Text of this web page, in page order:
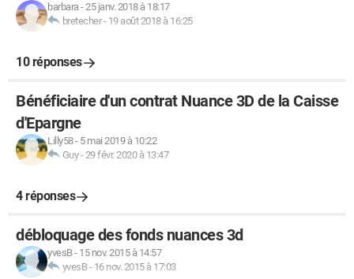
barbara-25 janv. 2018 à 18:17
bretecher- 19 août 2018 à 16:25
10 réponses
Bénéficiaire d'un contrat Nuance 3D de la Caisse
d'Epargne
Lilly58- 5 mai 2019 à 10:22
Guy-29 févr. 2020 à 13:47
4 réponses
débloquage des fonds nuances 3d
yvesB- 15 nov. 2015 à 14:57
yvesB- 16 nov. 2015 à 17:03